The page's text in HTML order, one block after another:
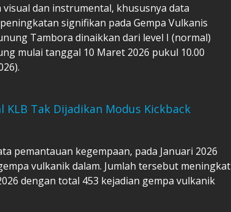
visual dan instrumental, khususnya data
signifikan pada Gempa Vulkanis
Tambora dinaikkan dari level I (normal)
mulai tanggal 10 Maret 2026 pukul 10.00
KLB Tak Dijadikan Modus Kickback
pemantauan kegempaan, pada Januari 2026
vulkanik dalam. Jumlah tersebut meningkat
dengan total 453 kejadian gempa vulkanik